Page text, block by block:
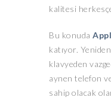
kalitesi
Bu konuda
katıyor.
klavyeden
aynen telefon
sahip olacak